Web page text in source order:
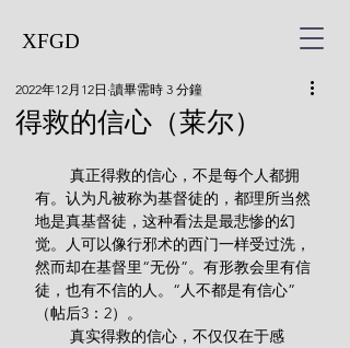
XFGD
得救的信心（莱尔）
2022年12月12日 讀畢需時 3 分鐘
有。认为凡被称为基督徒的，都理所当然
地是真基督徒，这种看法是最悲惨的幻
觉。人可以像行邪术的西门一样受过洗，
然而却在基督里“无份”。有形教会里有信
徒，也有不信的人。“人不都是有信心”
（帖后3：2）。